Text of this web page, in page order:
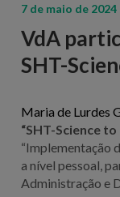
7 de maio de 2024
VdA
SHT-
Maria de Lurdes
“SHT-Science
“Implementação
a nível pessoal,
Administração e